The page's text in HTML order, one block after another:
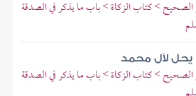
> كتاب الزكاة > باب ما يذكر في الصدقة
يحل لآل محمد
> كتاب الزكاة > باب ما يذكر في الصدقة